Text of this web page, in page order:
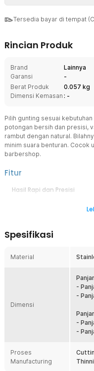
Tersedia bayar di tempat
Rincian Produk
Brand
Lainnya
Garansi
-
Berat Produk
0.057 kg
Dimensi Kemasan : -
Pilih gunting sesuai
potongan bersih dan presisi,
rambut dengan natural.
minim suara benturan. Cocok
barbershop.
Fitur
Hasil Rapi dan Presisi
thinning (sasak). Cocok
Nyaman Digunakan Lama
Dilengkapi silencer untuk
digunakan. Potong rambut
Tetap Tajam, Lebih Awet
Material berkualitas
tumpul dan tetap nyaman
profesional di salon atau
Spesifikasi
Material
Dimensi
-
-
-
-
Proses
Manufacturing